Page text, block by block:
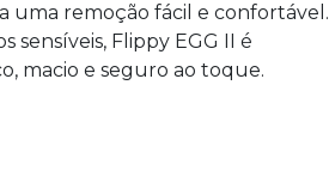
uma remoção fácil e confortável.
sensíveis, Flippy EGG II é
macio e seguro ao toque.